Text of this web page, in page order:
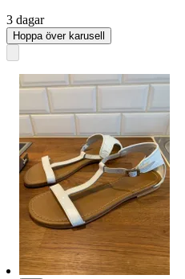
3 dagar
Hoppa över karusell